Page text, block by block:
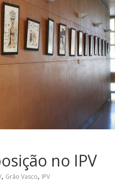
no IPV
, Grão Vasco, IPV